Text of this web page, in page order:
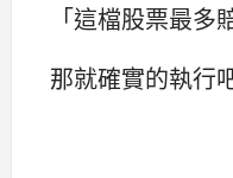
「這檔股票最多
那就確實的執行